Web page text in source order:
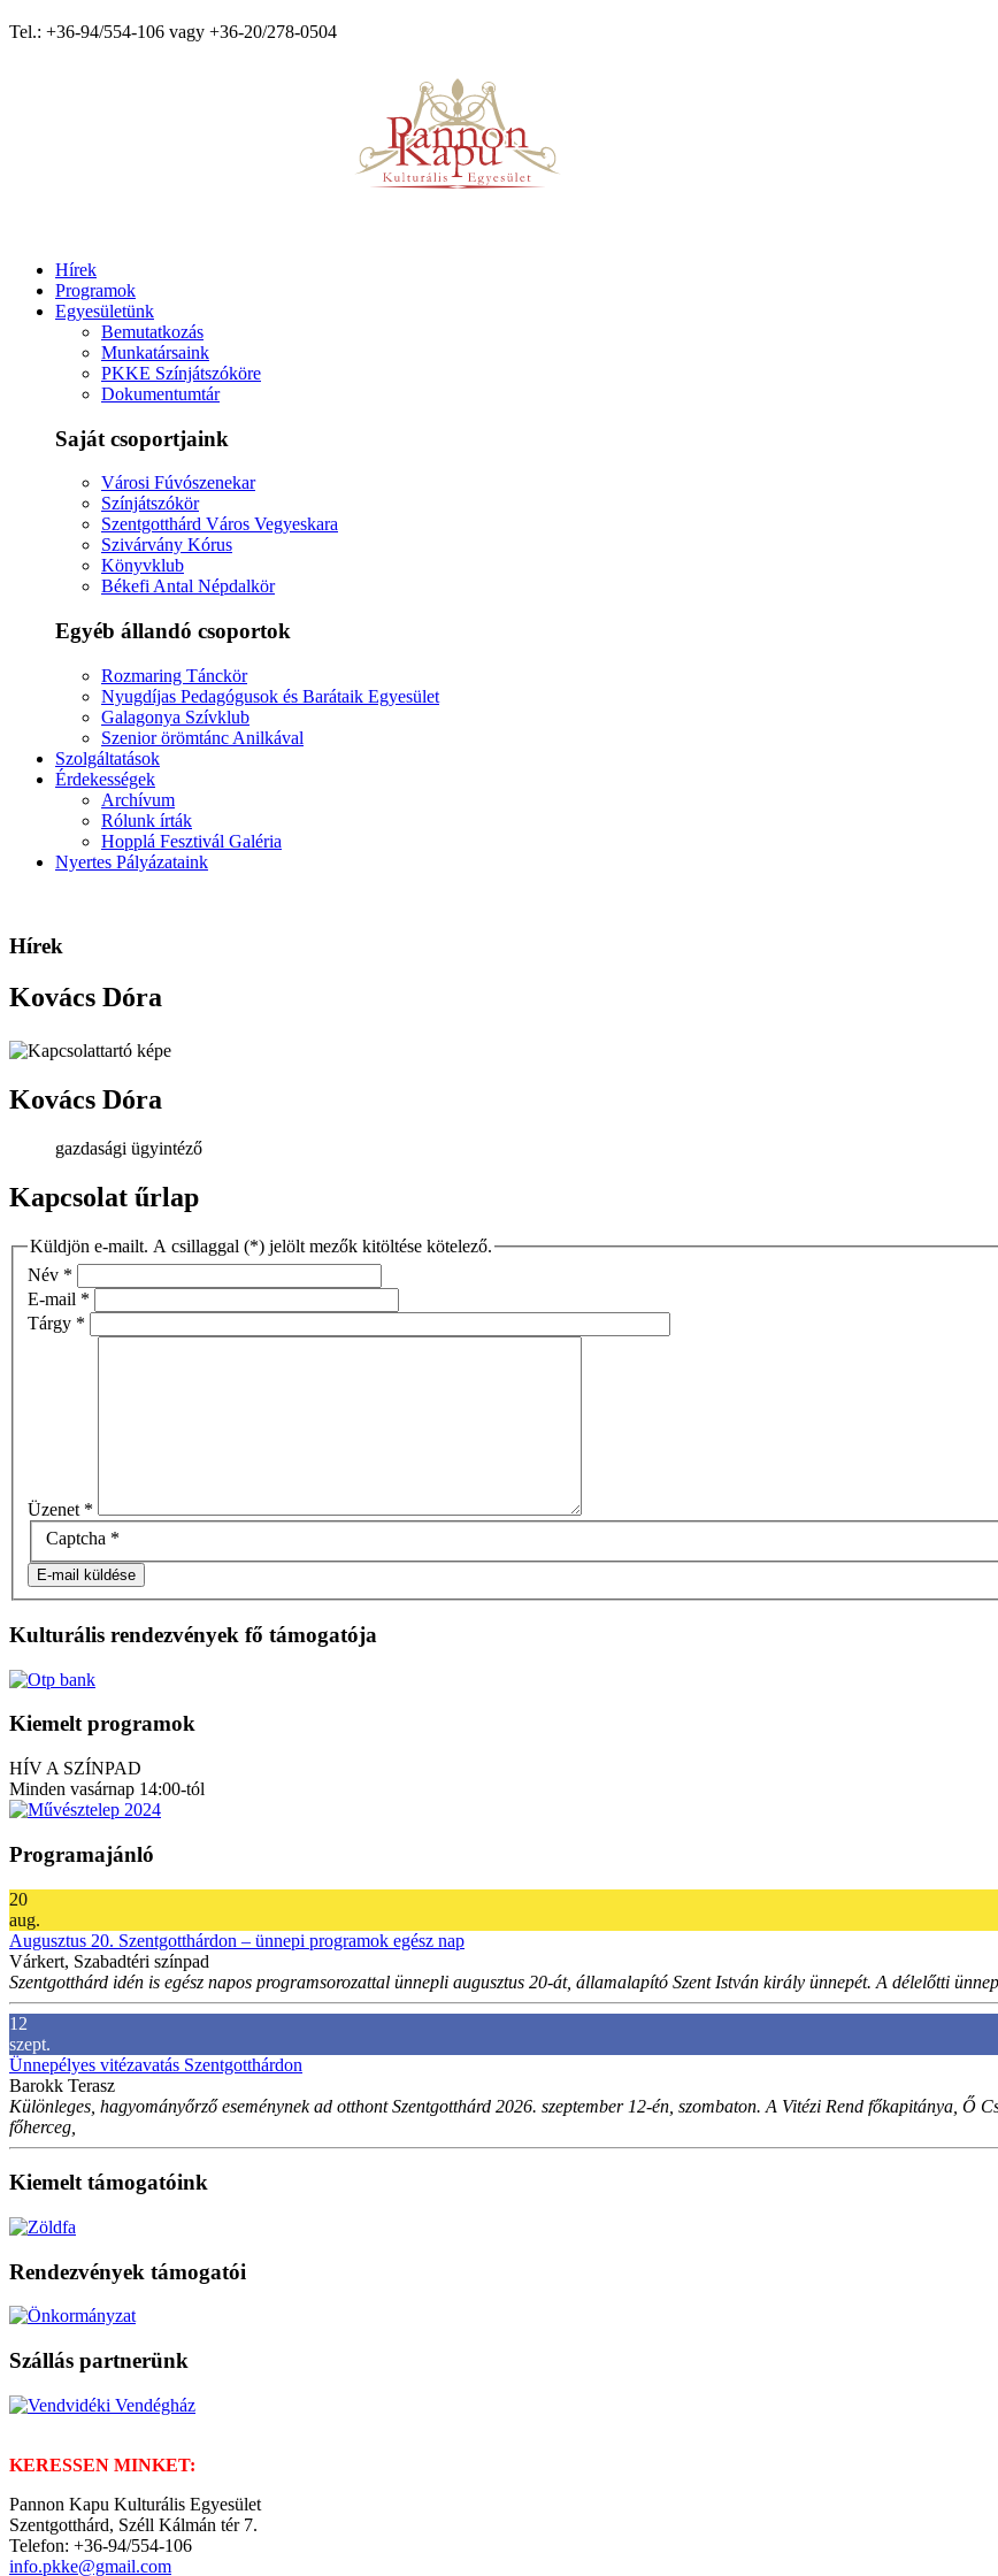
Tel.: +36-94/554-106 vagy +36-20/278-0504
Hírek
Programok
Egyesületünk
Bemutatkozás
Munkatársaink
PKKE Színjátszóköre
Dokumentumtár
Saját csoportjaink
Városi Fúvószenekar
Színjátszókör
Szentgotthárd Város Vegyeskara
Szivárvány Kórus
Könyvklub
Békefi Antal Népdalkör
Egyéb állandó csoportok
Rozmaring Tánckör
Nyugdíjas Pedagógusok és Barátaik Egyesület
Galagonya Szívklub
Szenior örömtánc Anilkával
Szolgáltatások
Érdekességek
Archívum
Rólunk írták
Hopplá Fesztivál Galéria
Nyertes Pályázataink
Hírek
Kovács Dóra
Kovács Dóra
gazdasági ügyintéző
Kapcsolat űrlap
Küldjön e-mailt. A csillaggal (*) jelölt mezők kitöltése kötelező.
Név *
E-mail *
Tárgy *
Üzenet *
Captcha *
E-mail küldése
Kulturális rendezvények fő támogatója
Kiemelt programok
HÍV A SZÍNPAD
Minden vasárnap 14:00-tól
Programajánló
20
aug.
Augusztus 20. Szentgotthárdon – ünnepi programok egész nap
Várkert, Szabadtéri színpad
Szentgotthárd idén is egész napos programsorozattal ünnepli augusztus 20-át, államalapító Szent István király ünnepét. A délelőtti
12
szept.
Ünnepélyes vitézavatás Szentgotthárdon
Barokk Terasz
Különleges, hagyományőrző eseménynek ad otthont Szentgotthárd 2026. szeptember 12-én, szombaton. A Vitézi Rend főkapitánya,
főherceg,
Kiemelt támogatóink
Rendezvények támogatói
Szállás partnerünk
KERESSEN MINKET:
Pannon Kapu Kulturális Egyesület
Szentgotthárd, Széll Kálmán tér 7.
Telefon: +36-94/554-106
info.pkke@gmail.com